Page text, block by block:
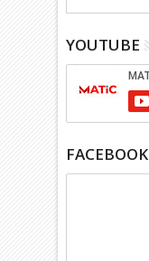
YOUTUBE
FACEBOOK